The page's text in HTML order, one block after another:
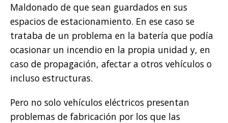
Maldonado de que sean guardados en sus
espacios de estacionamiento. En ese caso se
trataba de un problema en la batería que podía
ocasionar un incendio en la propia unidad y, en
caso de propagación, afectar a otros vehículos o
incluso estructuras.
Pero no solo vehículos eléctricos presentan
problemas de fabricación por los que las